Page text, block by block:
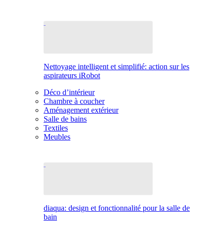
Nettoyage intelligent et simplifié: action sur les
aspirateurs iRobot
Déco d’intérieur
Chambre à coucher
Aménagement extérieur
Salle de bains
Textiles
Meubles
diaqua: design et fonctionnalité pour la salle de
bain